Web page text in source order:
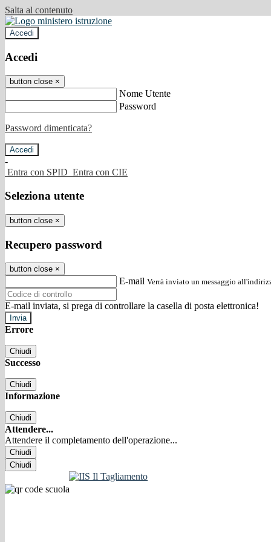
Salta al contenuto
Accedi
Accedi
button close ×
Nome Utente
Password
Password dimenticata?
-
Entra con SPID Entra con CIE
Seleziona utente
button close ×
Recupero password
button close ×
E-mail Verrà inviato un messaggio
E-mail inviata, si prega di controllare la casella di posta elettronica!
Errore
Chiudi
Successo
Chiudi
Informazione
Chiudi
Attendere...
Attendere il completamento dell'operazione...
Chiudi
Chiudi